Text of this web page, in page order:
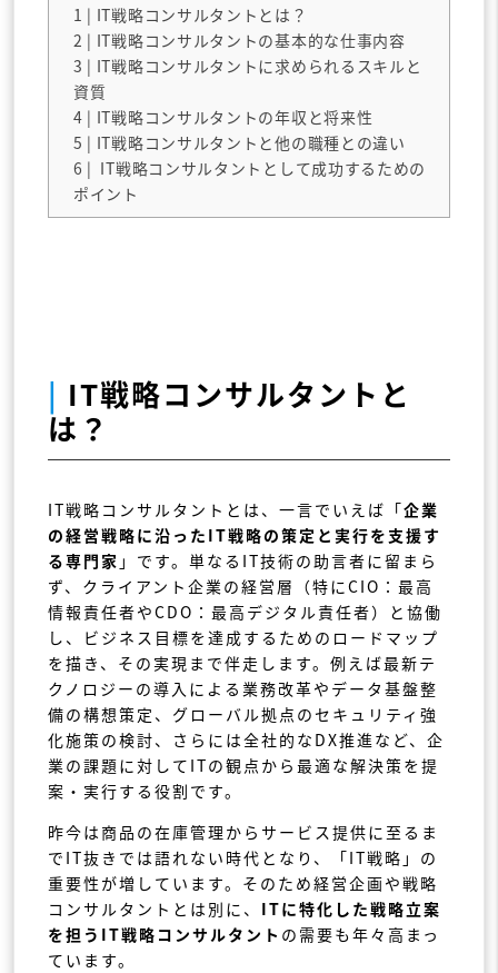
1 | IT戦略コンサルタントとは？
2 | IT戦略コンサルタントの基本的な仕事内容
3 | IT戦略コンサルタントに求められるスキルと
資質
4 | IT戦略コンサルタントの年収と将来性
5 | IT戦略コンサルタントと他の職種との違い
6 | IT戦略コンサルタントとして成功するための
ポイント
| IT戦略コンサルタントと
は？
IT戦略コンサルタントとは、一言でいえば「企業
の経営戦略に沿ったIT戦略の策定と実行を支援す
る専門家 」です。単なるIT技術の助言者に留まら
ず、クライアント企業の経営層（特にCIO：最高
情報責任者やCDO：最高デジタル責任者）と協働
し、ビジネス目標を達成するためのロードマップ
を描き、その実現まで伴走します。例えば最新テ
クノロジーの導入による業務改革やデータ基盤整
備の構想策定、グローバル拠点のセキュリティ強
化施策の検討、さらには全社的なDX推進など、企
業の課題に対してITの観点から最適な解決策を提
案・実行する役割です。
昨今は商品の在庫管理からサービス提供に至るま
でIT抜きでは語れない時代となり、「IT戦略」の
重要性が増しています。そのため経営企画や戦略
コンサルタントとは別に、 ITに特化した戦略立案
を担うIT戦略コンサルタント の需要も年々高まっ
ています。